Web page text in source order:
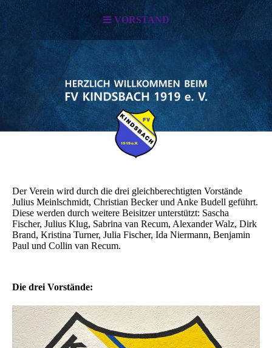
VORSTAND
Der Verein wird durch die drei gleichberechtigten Vorstände
Julius Meinlschmidt, Christian Becker und Anke Budell geführt.
Diese werden durch weitere Beisitzer unterstützt: Sascha
Fischer, Julius Klug, Sabrina van Recum, Alexander Walz, Dirk
Brand, Kristina Turner, Julia Fischer, Ida Niermann, Benjamin
Paul und Collin van Recum.
Die drei Vorstände: